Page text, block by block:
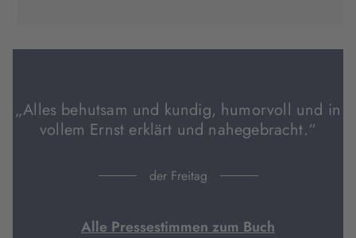
Tab
„Alles behutsam und kundig, humorvoll und in
vollem Ernst erklärt und nahegebracht.“
der Freitag
Alle Pressestimmen zum Buch